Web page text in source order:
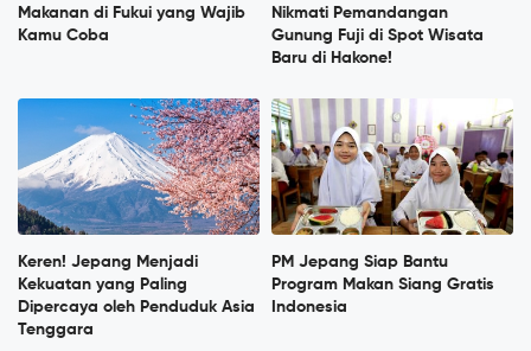
Makanan di Fukui yang Wajib
Kamu Coba
Nikmati Pemandangan
Gunung Fuji di Spot Wisata
Baru di Hakone!
Keren! Jepang Menjadi
Kekuatan yang Paling
Dipercaya oleh Penduduk Asia
Tenggara
PM Jepang Siap Bantu
Program Makan Siang Gratis
Indonesia